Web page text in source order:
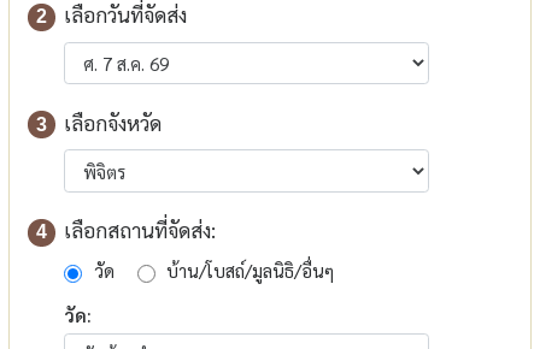
2 เลือกวันที่จัดส่ง
3 เลือกจังหวัด
4 เลือกสถานที่จัดส่ง:
วัด
บ้าน/โบสถ์/มูลนิธิ/อื่นๆ
วัด: